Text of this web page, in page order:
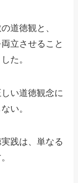
道徳観と、
立させること
た。
い道徳観念に
い。
践は、単なる